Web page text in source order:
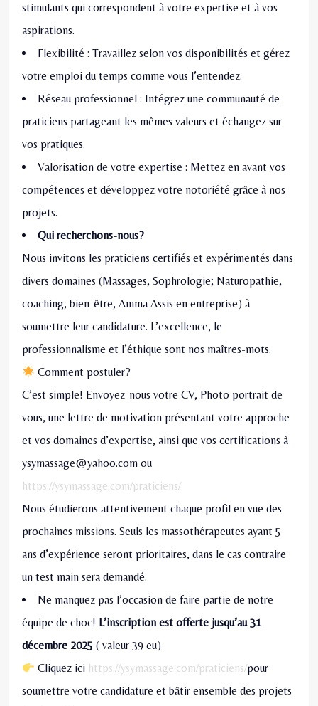
stimulants qui correspondent à votre expertise et à vos
aspirations.
Flexibilité : Travaillez selon vos disponibilités et gérez
votre emploi du temps comme vous l’entendez.
Réseau professionnel : Intégrez une communauté de
praticiens partageant les mêmes valeurs et échangez sur
vos pratiques.
Valorisation de votre expertise : Mettez en avant vos
compétences et développez votre notoriété grâce à nos
projets.
Qui recherchons-nous?
Nous invitons les praticiens certifiés et expérimentés dans
divers domaines (Massages, Sophrologie; Naturopathie,
coaching, bien-être, Amma Assis en entreprise) à
soumettre leur candidature. L’excellence, le
professionnalisme et l’éthique sont nos maîtres-mots.
Comment postuler?
C’est simple! Envoyez-nous votre CV, Photo portrait de
vous, une lettre de motivation présentant votre approche
et vos domaines d’expertise, ainsi que vos certifications à
ysymassage@yahoo.com ou
https://ysymassage.com/praticiens/
Nous étudierons attentivement chaque profil en vue des
prochaines missions. Seuls les massothérapeutes ayant 5
ans d’expérience seront prioritaires, dans le cas contraire
un test main sera demandé.
Ne manquez pas l’occasion de faire partie de notre
équipe de choc! L’inscription est offerte jusqu’au 31
décembre 2025 ( valeur 39 eu)
Cliquez ici https://ysymassage.com/praticiens/pour
soumettre votre candidature et bâtir ensemble des projets